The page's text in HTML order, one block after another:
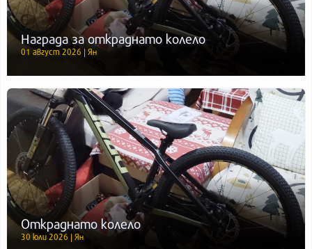
Награда за откраднато колело
01 август 2026 | Ян
Откраднато колело
30 юли 2026 | Ян